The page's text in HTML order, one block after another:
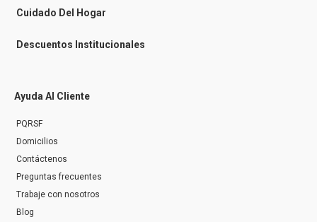
r
Cuidado Del Hogar
Descuentos Institucionales
Ayuda Al Cliente
PQRSF
Domicilios
Contáctenos
Preguntas frecuentes
Trabaje con nosotros
Blog